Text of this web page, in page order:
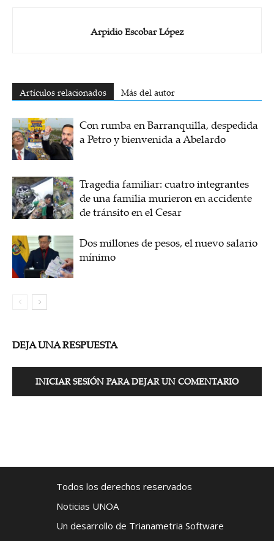
Arpidio Escobar López
Artículos relacionados Más del autor
Con rumba en Barranquilla, despedida
a Petro y bienvenida a Abelardo
Tragedia familiar: cuatro integrantes
de una familia murieron en accidente
de tránsito en el Cesar
Dos millones de pesos, el nuevo salario
mínimo
DEJA UNA RESPUESTA
INICIAR SESIÓN PARA DEJAR UN COMENTARIO
Todos los derechos reservados
Noticias UNOA
Un desarrollo de Trianametria Software